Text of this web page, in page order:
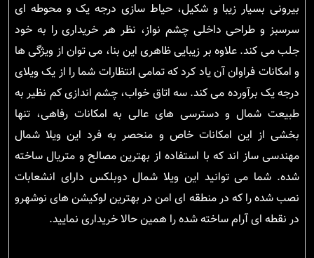
بیرونی بسیار زیبا و شکیل، حیاط سازی درجه یک و محوطه ای
سرسبز و طراحی داخلی چشم نواز، نظر هر خریداری را به خود
جلب می کند. علاوه بر زیبایی ظاهری این بنا، می توان از ویژگی ها
و امکانات فراوان آن یاد کرد که تمامی انتظارات شما را از یک ویلای
درجه یک برآورده می کند. سه اتاق خواب، چشم اندازی کم نظیر به
طبیعت شمال و دسترسی های عالی به امکانات رفاهی، تنها
بخشی از این امکانات خاص و منحصر به فرد این ویلا شمال
مهندسی ساز اند که با استفاده از بهترین مصالح و متریال ساخته
شده. شما می توانید این ویلا شمال دوبلکس دارای انشعابات
نصب شده را که در منطقه ای امن در بهترین لوکیشن های نوشهرو
در نقطه ای آرام ساخته شده را همین حالا خریداری نمایید.